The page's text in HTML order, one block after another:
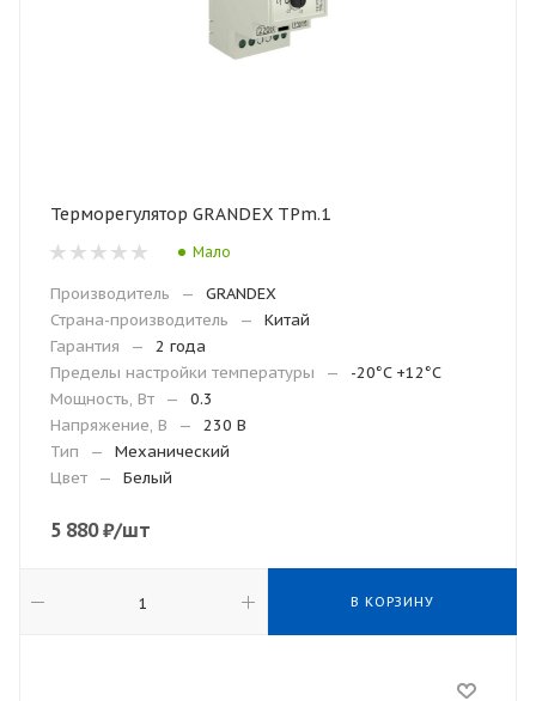
Терморегулятор GRANDEX ТРm.1
Мало
Производитель —
GRANDEX
Страна-производитель
—
Китай
Гарантия
—
2 года
Пределы настройки температуры
—
-20°C +12°C
Мощность, Вт
—
0.3
Напряжение, В
—
230 В
Тип
—
Механический
Цвет
— Белый
5 880₽/шт
В КОРЗИНУ